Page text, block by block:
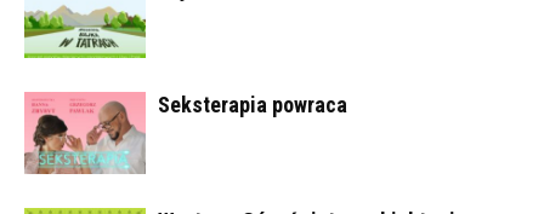
Seksterapia powraca